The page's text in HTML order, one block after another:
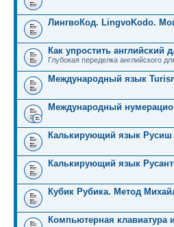
ЛингвоКод. LingvoKodo.
Как упростить английский
Глубокая переделка английского
Международный язык
Международный
Калькирующий язык Русиш
Калькирующий язык
Кубик Рубика. Метод
Компьютерная клавиатура